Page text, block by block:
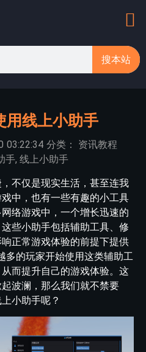
搜本站
用线上小助手
03:22:34 分类：
资讯教程
手, 线上小助手
不仅是现实生活，甚至连我
中，也有一些有趣的小工具
络游戏中，一个增长迅速的
些小助手包括辅助工具、修
正常游戏体验的前提下提供
多的玩家开始使用这类辅助工
而提升自己的游戏体验。这
波澜，那么我们就不禁要
小助手呢？